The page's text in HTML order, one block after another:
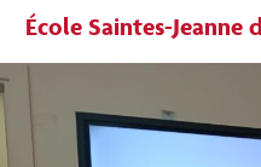
École Saintes-Jeanne